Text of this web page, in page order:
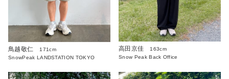
鳥越敬仁
171cm
SnowPeak LANDSTATION TOKYO
高田京佳
163cm
Snow Peak Back Office